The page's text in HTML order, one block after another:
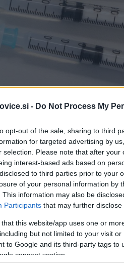
- Do Not Process My
opt-out of the sale, sharing to third
for targeted advertising by
selection. Please note that after
interest-based ads based on
to third parties prior to your
of your personal information by
This information may also be
Participants that may further
that this website/app uses one or
but not limited to your visit
to Google and its third-party tags to
consent section.
sebe in svoje bližnje
z urejenim obveznim
na Koroškem, se je
in 14. uro, ter v petek